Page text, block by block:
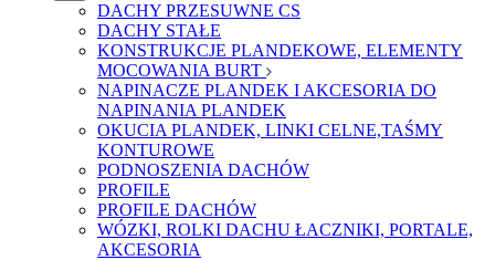
DACHY PRZESUWNE CS
DACHY STAŁE
KONSTRUKCJE PLANDEKOWE, ELEMENTY
MOCOWANIA BURT
NAPINACZE PLANDEK I AKCESORIA DO
NAPINANIA PLANDEK
OKUCIA PLANDEK, LINKI CELNE,TAŚMY
KONTUROWE
PODNOSZENIA DACHÓW
PROFILE
PROFILE DACHÓW
WÓZKI, ROLKI DACHU ŁACZNIKI, PORTALE,
AKCESORIA